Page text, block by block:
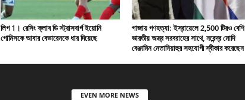
লিগ 1। রেসিং ক্লাব ডি স্ট্রাসবার্গ ইয়োনি
গোমিসকে আবার বেভারেনকে ধার দিয়েছে
গাজায় গণহত্যা: ইস্রায়েলে 2,500 টিরও বেশি
ভারতীয় অস্ত্র সরবরাহের সাথে, নরেন্দ্র মোদি
বেঞ্জামিন নেতানিয়াহুর সহযোগী স্বীকার করেছেন
EVEN MORE NEWS